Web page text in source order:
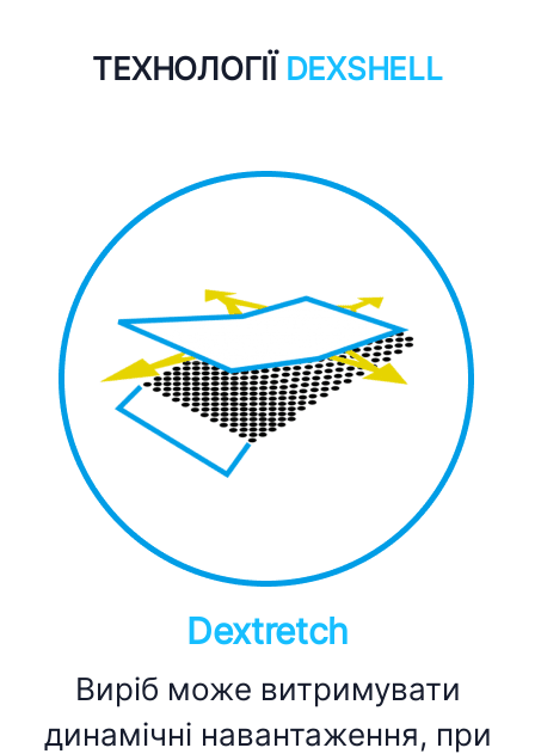
ТЕХНОЛОГІЇ DEXSHELL
Dextretch
Виріб може витримувати
динамічні навантаження, при